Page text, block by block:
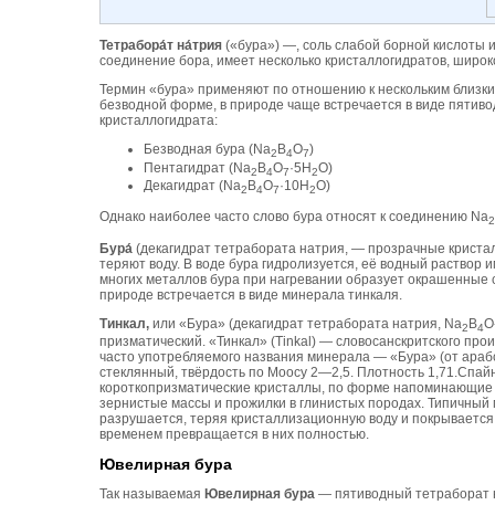
Тетрабора́т на́трия («бура») —, соль слабой борной кислоты
соединение бора, имеет несколько кристаллогидратов,
Термин «бура» применяют по отношению к нескольким
безводной форме, в природе чаще встречается в виде
кристаллогидрата:
Безводная бура (Na2 B4O7)
Пентагидрат (Na2B4O7·5H2O)
Декагидрат (Na2 B4O7·10H2O)
Однако наиболее часто слово бура относят к соединению Na2
Бура́ (декагидрат тетрабората натрия, — прозрачные
теряют воду. В воде бура гидролизуется, её водный
многих металлов бура при нагревании образует
природе встречается в виде минерала тинкаля.
Тинкал, или «Бура» (декагидрат тетрабората натрия, Na2B4O
призматический. «Тинкал» (Tinkal) — словосанскритского
часто употребляемого названия минерала — «Бура» (от
стеклянный, твёрдость по Моосу 2—2,5. Плотность
короткопризматические кристаллы, по форме
зернистые массы и прожилки в глинистых породах.
разрушается, теряя кристаллизационную воду и
временем превращается в них полностью.
Ювелирная бура
Так называемая Ювелирная бура — пятиводный тетраборат